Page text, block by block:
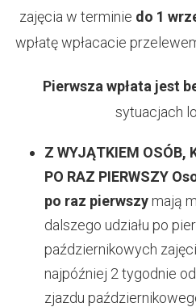
zajęcia w terminie do 1
wpłatę wpłacacie
Pierwsza wpłata jest
sytuacjach
Z WYJĄTKIEM OSÓB,
PO RAZ PIERWSZY
po raz pierwszy mają
dalszego udziału po
październikowych
najpóźniej 2 tygodnie
zjazdu